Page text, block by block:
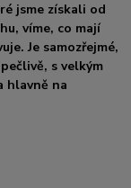
jsme získali od
víme, co mají
Je samozřejmé,
s velkým
hlavně na